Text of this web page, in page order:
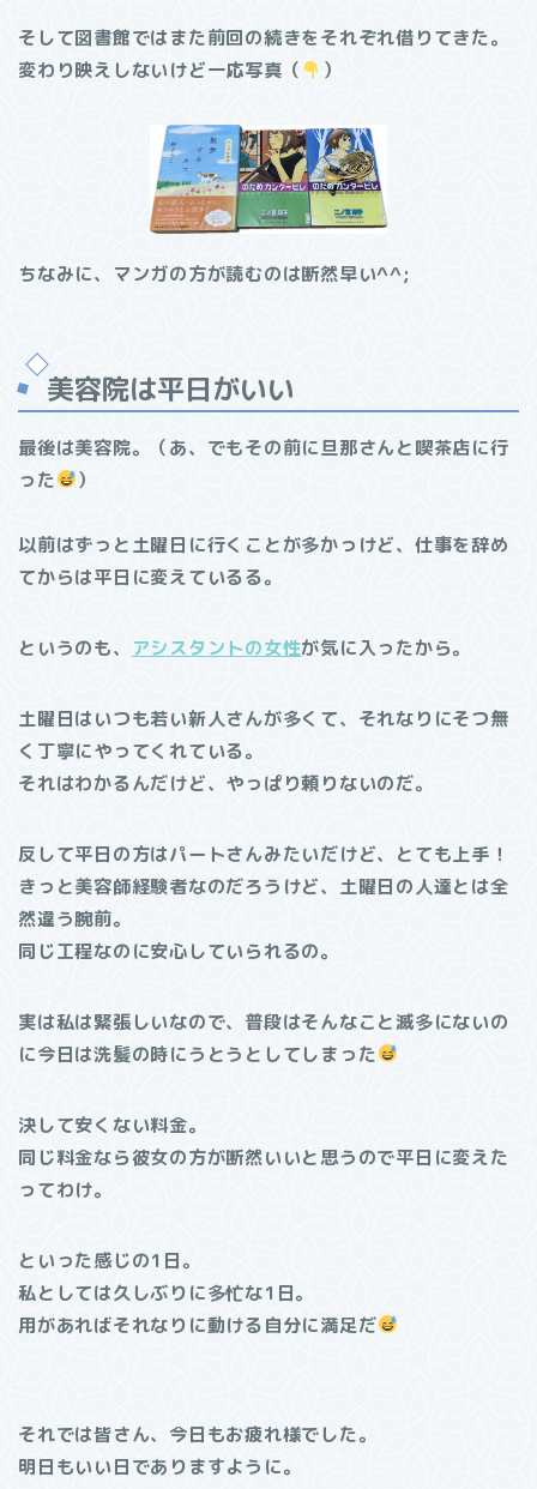
そして図書館ではまた前回の続きをそれぞれ借りてきた。
変わり映えしないけど一応写真（
）
ちなみに、マンガの方が読むのは断然早い^^;
美容院は平日がいい
最後は美容院。（あ、でもその前に旦那さんと喫茶店に行
った
）
以前はずっと土曜日に行くことが多かっけど、仕事を辞め
てからは平日に変えているる。
というのも、 アシスタントの女性が気に入ったから。
土曜日はいつも若い新人さんが多くて、それなりにそつ無
く丁寧にやってくれている。
それはわかるんだけど、やっぱり頼りないのだ。
反して平日の方はパートさんみたいだけど、とても上手！
きっと美容師経験者なのだろうけど、土曜日の人達とは全
然違う腕前。
同じ工程なのに安心していられるの。
実は私は緊張しいなので、普段はそんなこと滅多にないの
に今日は洗髪の時にうとうとしてしまった
決して安くない料金。
同じ料金なら彼女の方が断然いいと思うので平日に変えた
ってわけ。
といった感じの1日。
私としては久しぶりに多忙な1日。
用があればそれなりに動ける自分に満足だ
それでは皆さん、今日もお疲れ様でした。
明日もいい日でありますように。